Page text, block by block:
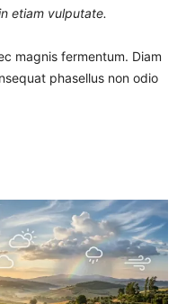
etiam vulputate.
magnis fermentum. Diam
phasellus non odio